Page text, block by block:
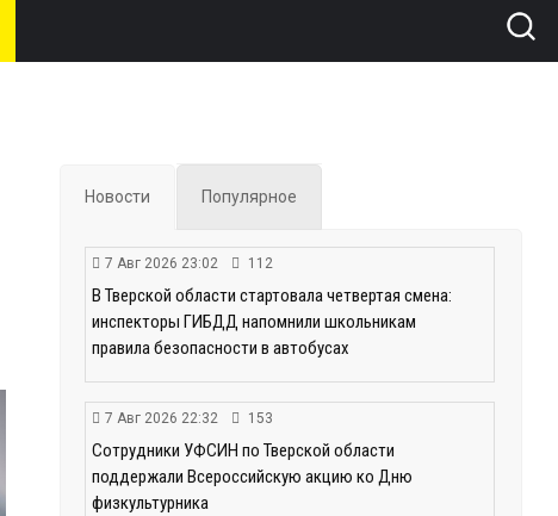
Новости Популярное
7 Авг 2026 23:02 112
В Тверской области стартовала четвертая смена:
инспекторы ГИБДД напомнили школьникам
правила безопасности в автобусах
7 Авг 2026 22:32 153
Сотрудники УФСИН по Тверской области
поддержали Всероссийскую акцию ко Дню
физкультурника